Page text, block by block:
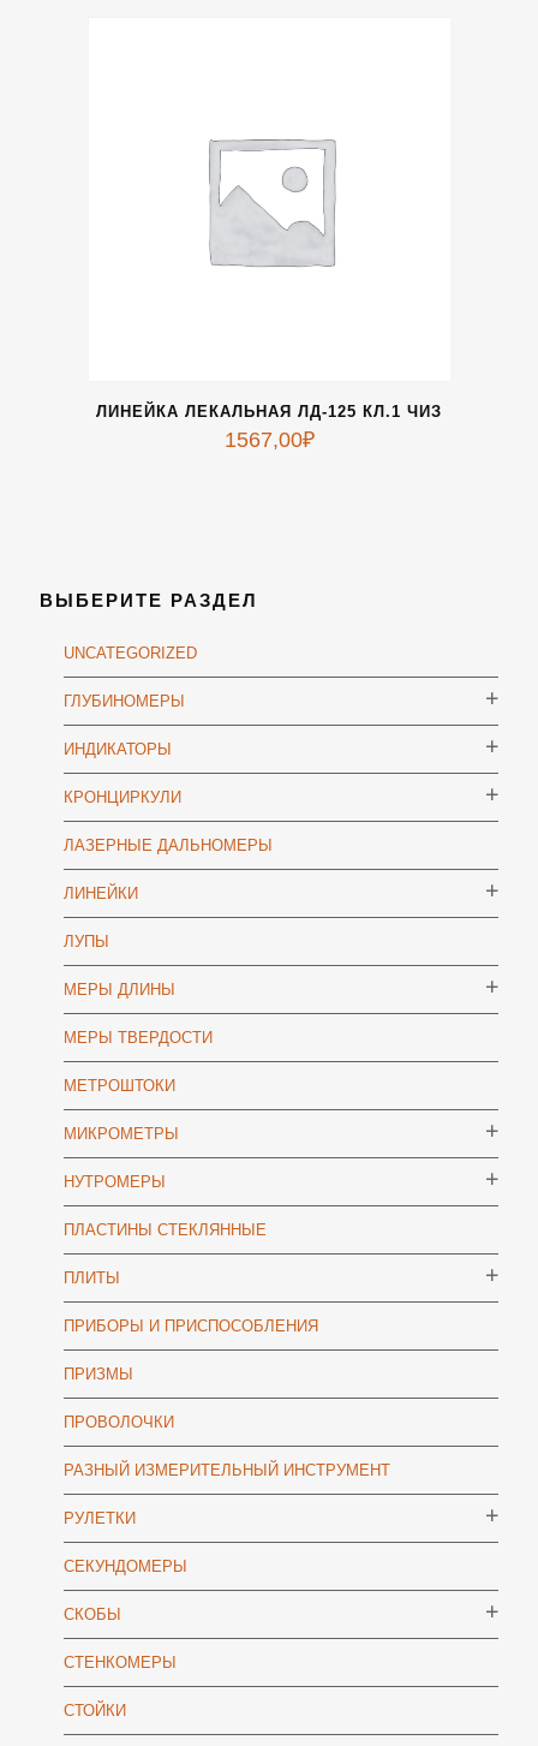
ЛИНЕЙКА ЛЕКАЛЬНАЯ ЛД-125 КЛ.1 ЧИЗ
1567,00₽
ВЫБЕРИТЕ РАЗДЕЛ
UNCATEGORIZED
ГЛУБИНОМЕРЫ
ИНДИКАТОРЫ
КРОНЦИРКУЛИ
ЛАЗЕРНЫЕ ДАЛЬНОМЕРЫ
ЛИНЕЙКИ
ЛУПЫ
МЕРЫ ДЛИНЫ
МЕРЫ ТВЕРДОСТИ
МЕТРОШТОКИ
МИКРОМЕТРЫ
НУТРОМЕРЫ
ПЛАСТИНЫ СТЕКЛЯННЫЕ
ПЛИТЫ
ПРИБОРЫ И ПРИСПОСОБЛЕНИЯ
ПРИЗМЫ
ПРОВОЛОЧКИ
РАЗНЫЙ ИЗМЕРИТЕЛЬНЫЙ ИНСТРУМЕНТ
РУЛЕТКИ
СЕКУНДОМЕРЫ
СКОБЫ
СТЕНКОМЕРЫ
СТОЙКИ